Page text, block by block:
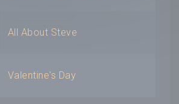
All About Steve
Valentine's Day